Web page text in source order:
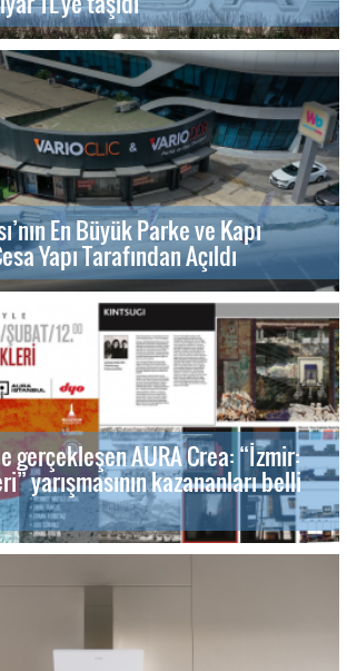
En Büyük Parke ve Kapı
Yapı Tarafından Açıldı
gerçekleşen AURA Crea: “İzmir:
yarışmasının kazananları belli